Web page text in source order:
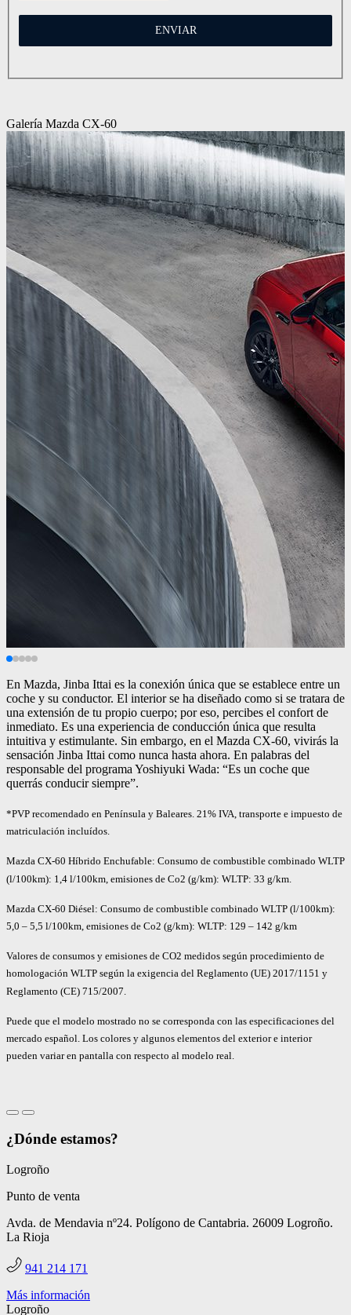
ENVIAR
Galería Mazda CX-60
En Mazda, Jinba Ittai es la conexión única que se establece entre un
coche y su conductor. El interior se ha diseñado como si se tratara de
una extensión de tu propio cuerpo; por eso, percibes el confort de
inmediato. Es una experiencia de conducción única que resulta
intuitiva y estimulante. Sin embargo, en el Mazda CX-60, vivirás la
sensación Jinba Ittai como nunca hasta ahora. En palabras del
responsable del programa Yoshiyuki Wada: “Es un coche que
querrás conducir siempre”.
*PVP recomendado en Península y Baleares. 21% IVA, transporte e impuesto de
matriculación incluídos.
Mazda CX-60 Híbrido Enchufable: Consumo de combustible combinado WLTP
(l/100km): 1,4 l/100km, emisiones de Co2 (g/km): WLTP: 33 g/km.
Mazda CX-60 Diésel: Consumo de combustible combinado WLTP (l/100km):
5,0 – 5,5 l/100km, emisiones de Co2 (g/km): WLTP: 129 – 142 g/km
Valores de consumos y emisiones de CO2 medidos según procedimiento de
homologación WLTP según la exigencia del Reglamento (UE) 2017/1151 y
Reglamento (CE) 715/2007.
Puede que el modelo mostrado no se corresponda con las especificaciones del
mercado español. Los colores y algunos elementos del exterior e interior
pueden variar en pantalla con respecto al modelo real.
¿Dónde estamos?
Logroño
Punto de venta
Avda. de Mendavia nº24. Polígono de Cantabria. 26009 Logroño.
La Rioja
941 214 171
Más información
Logroño